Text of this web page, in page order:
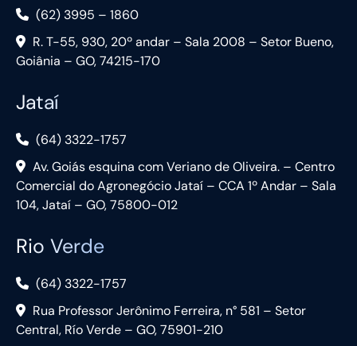
(62) 3995 – 1860
R. T-55, 930, 20º andar – Sala 2008 – Setor Bueno,
Goiânia – GO, 74215-170
Jataí
(64) 3322-1757
Av. Goiás esquina com Veriano de Oliveira. – Centro
Comercial do Agronegócio Jataí – CCA 1º Andar – Sala
104, Jataí – GO, 75800-012
Rio Verde
(64) 3322-1757
Rua Professor Jerônimo Ferreira, n° 581 – Setor
Central, Río Verde – GO, 75901-210